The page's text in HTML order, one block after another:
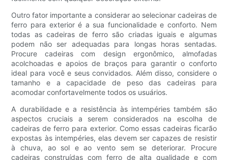
Outro fator importante a considerar ao selecionar cadeiras de
ferro para exterior é a sua funcionalidade e conforto. Nem
todas as cadeiras de ferro são criadas iguais e algumas
podem não ser adequadas para longas horas sentadas.
Procure cadeiras com design ergonômico, almofadas
acolchoadas e apoios de braços para garantir o conforto
ideal para você e seus convidados. Além disso, considere o
tamanho e a capacidade de peso das cadeiras para
acomodar confortavelmente todos os usuários.
A durabilidade e a resistência às intempéries também são
aspectos cruciais a serem considerados na escolha de
cadeiras de ferro para exterior. Como essas cadeiras ficarão
expostas às intempéries, elas devem ser capazes de resistir
à chuva, ao sol e ao vento sem se deteriorar. Procure
cadeiras construídas com ferro de alta qualidade e com